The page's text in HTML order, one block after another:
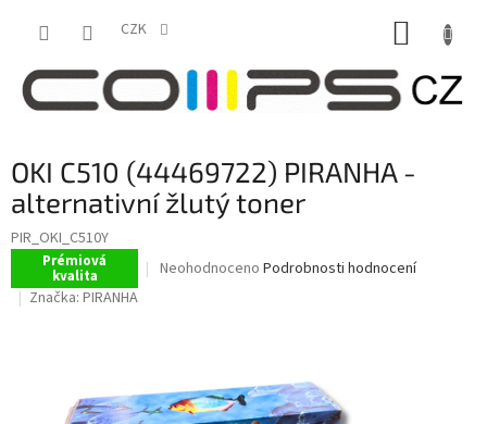
CZK
OKI C510 (44469722) PIRANHA -
alternativní žlutý toner
PIR_OKI_C510Y
Prémiová
kvalita
Průměrné
5
hvězdiček.
Neohodnoceno Podrobnosti hodnocení
Značka: PIRANHA